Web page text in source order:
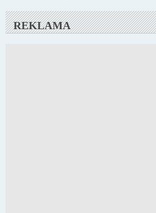
REKLAMA